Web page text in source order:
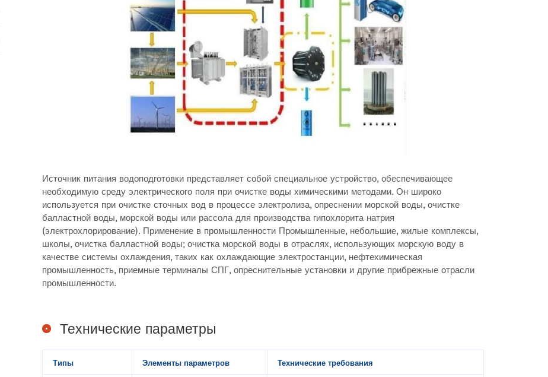
Источник питания водоподготовки представляет собой специальное устройство, обеспечивающее
необходимую среду электрического поля при очистке воды химическими методами. Он широко
используется при очистке сточных вод в процессе электролиза, опреснении морской воды, очистке
балластной воды, морской воды или рассола для производства гипохлорита натрия
(электрохлорирование). Применение в промышленности Промышленные, небольшие, жилые комплексы,
школы, очистка балластной воды; очистка морской воды в отраслях, использующих морскую воду в
качестве системы охлаждения, таких как охлаждающие электростанции, нефтехимическая
промышленность, приемные терминалы СПГ, опреснительные установки и другие прибрежные отрасли
промышленности.
Технические параметры
Типы Элементы параметров Технические требования